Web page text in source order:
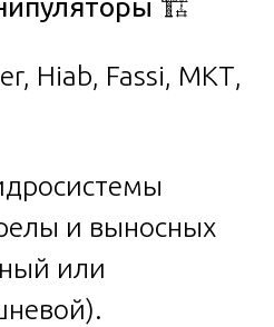
🏗️
Hiab, Fassi, МКТ,
и выносных
или